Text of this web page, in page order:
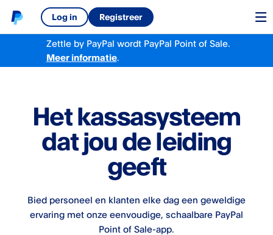
Log in Registreer
Zettle by PayPal wordtPayPal Point of Sale.
Meer informatie.
Het kassasysteem
dat jou de leiding
geeft
Bied personeel en klanten elke dag een geweldige
ervaring met onze eenvoudige, schaalbare PayPal
Point of Sale-app.